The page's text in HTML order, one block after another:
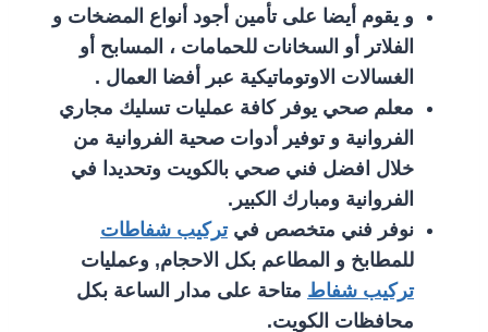
و يقوم أيضا على تأمين أجود أنواع المضخات و
الفلاتر أو السخانات للحمامات ، المسابح أو
الغسالات الاوتوماتيكية عبر أفضا العمال .
معلم صحي يوفر كافة عمليات تسليك مجاري
الفروانية و توفير أدوات صحية الفروانية من
خلال افضل فني صحي بالكويت وتحديدا في
الفروانية ومبارك الكبير.
نوفر فني متخصص فيتركيب شفاطات
للمطابخ و المطاعم بكل الاحجام, وعمليات
تركيب شفاط متاحة على مدار الساعة بكل
محافظات الكويت.